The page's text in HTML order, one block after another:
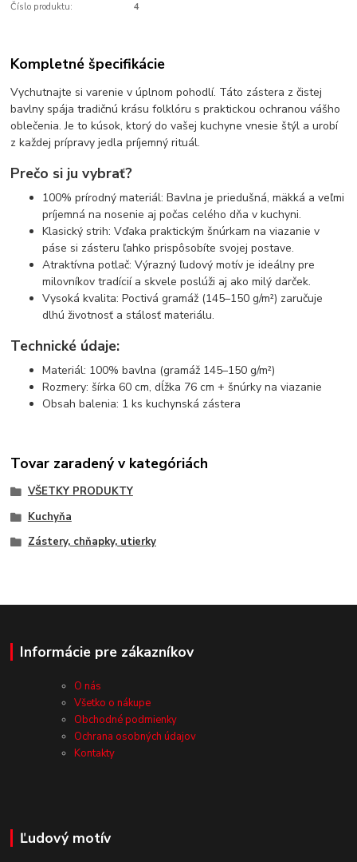
Číslo produktu: 4
Kompletné špecifikácie
Vychutnajte si varenie v úplnom pohodlí. Táto zástera z čistej
bavlny spája tradičnú krásu folklóru s praktickou ochranou vášho
oblečenia. Je to kúsok, ktorý do vašej kuchyne vnesie štýl a urobí
z každej prípravy jedla príjemný rituál.
Prečo si ju vybrať?
100% prírodný materiál: Bavlna je priedušná, mäkká a veľmi
príjemná na nosenie aj počas celého dňa v kuchyni.
Klasický strih: Vďaka praktickým šnúrkam na viazanie v
páse si zásteru ľahko prispôsobíte svojej postave.
Atraktívna potlač: Výrazný ľudový motív je ideálny pre
milovníkov tradícií a skvele poslúži aj ako milý darček.
Vysoká kvalita: Poctivá gramáž (145–150 g/m²) zaručuje
dlhú životnosť a stálosť materiálu.
Technické údaje:
Materiál: 100% bavlna (gramáž 145–150 g/m²)
Rozmery: šírka 60 cm, dĺžka 76 cm + šnúrky na viazanie
Obsah balenia: 1 ks kuchynská zástera
Tovar zaradený v kategóriách
VŠETKY PRODUKTY
Kuchyňa
Zástery, chňapky, utierky
Informácie pre zákazníkov
O nás
Všetko o nákupe
Obchodné podmienky
Ochrana osobných údajov
Kontakty
Ľudový motív